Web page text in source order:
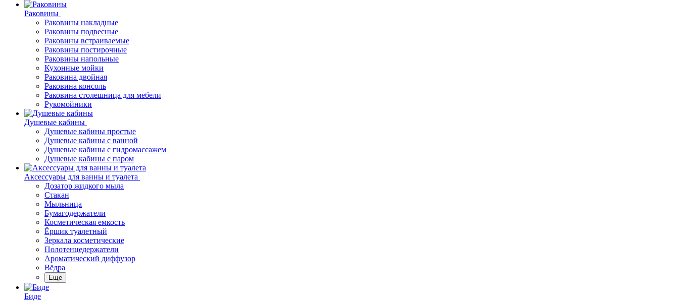
Раковины
Раковины накладные
Раковины подвесные
Раковины встраиваемые
Раковины постирочные
Раковины напольные
Кухонные мойки
Раковина двойная
Раковина консоль
Раковина столешница для мебели
Рукомойники
Душевые кабины
Душевые кабины простые
Душевые кабины с ванной
Душевые кабины с гидромассажем
Душевые кабины с паром
Аксессуары для ванны и туалета
Дозатор жидкого мыла
Стакан
Мыльница
Бумагодержатели
Косметическая емкость
Ёршик туалетный
Зеркала косметические
Полотенцедержатели
Ароматический диффузор
Вёдра
Еще
Биде